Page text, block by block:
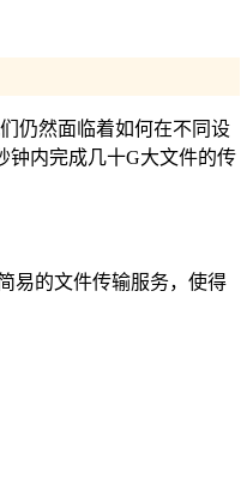
仍然面临着如何在不同设
内完成几十G大文件的传
易的文件传输服务，使得